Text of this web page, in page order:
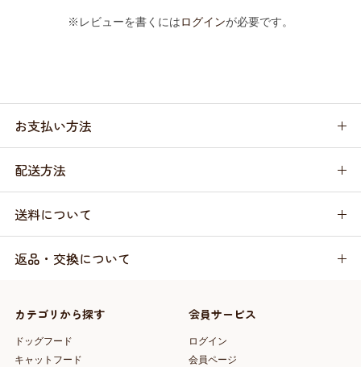
※レビューを書くにはログインが必要です。
お支払い方法
配送方法
送料について
返品・交換について
カテゴリから探す
ドッグフード
キャットフード
会員サービス
ログイン
会員ページ